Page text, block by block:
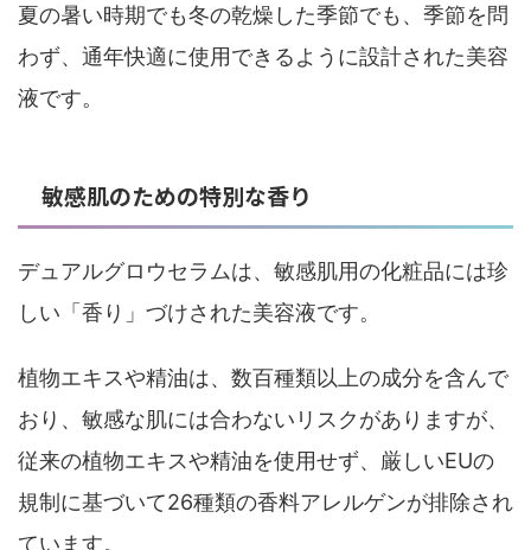
夏の暑い時期でも冬の乾燥した季節でも、季節を問
わず、通年快適に使用できるように設計された美容
液です。
敏感肌のための特別な香り
デュアルグロウセラムは、敏感肌用の化粧品には珍
しい「香り」づけされた美容液です。
植物エキスや精油は、数百種類以上の成分を含んで
おり、敏感な肌には合わないリスクがありますが、
従来の植物エキスや精油を使用せず、厳しいEUの
規制に基づいて26種類の香料アレルゲンが排除され
ています。